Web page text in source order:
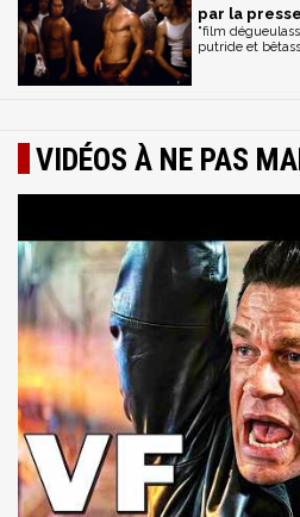
par la
"film
putride et
VIDÉOS À NE PAS